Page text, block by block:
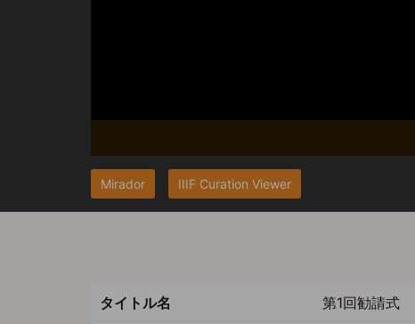
Mirador IIIF Curation Viewer
タイトル名 第1回勧請式